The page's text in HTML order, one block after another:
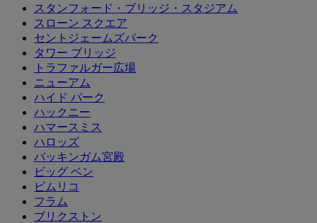
スタンフォード・ブリッジ・スタジアム
スローン スクエア
セントジェームズパーク
タワー ブリッジ
トラファルガー広場
ニューアム
ハイド パーク
ハックニー
ハマースミス
ハロッズ
バッキンガム宮殿
ビッグ ベン
ピムリコ
フラム
ブリクストン